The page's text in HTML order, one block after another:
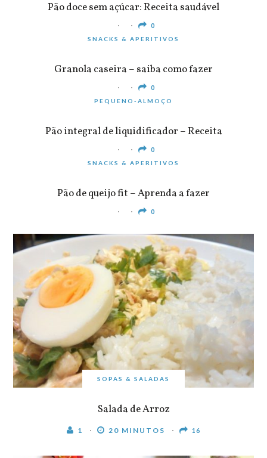
Pão doce sem açúcar: Receita saudável
0
SNACKS & APERITIVOS
Granola caseira – saiba como fazer
0
PEQUENO-ALMOÇO
Pão integral de liquidificador – Receita
0
SNACKS & APERITIVOS
Pão de queijo fit – Aprenda a fazer
0
SOPAS & SALADAS
Salada de Arroz
1 20 MINUTOS 16